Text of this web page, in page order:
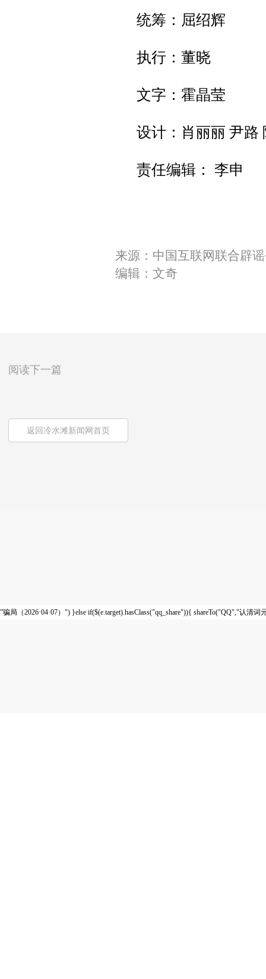
统筹：屈绍辉
执行：董晓
文字：霍晶莹
设计：肖丽丽 尹路
责任编辑： 李申
来源：中国互联网联合辟
编辑：文奇
阅读下一篇
返回冷水滩新闻网首页
”骗局（2026·04·07）") }else if($(e.target).hasClass("qq_share")){ shareTo("QQ","认清